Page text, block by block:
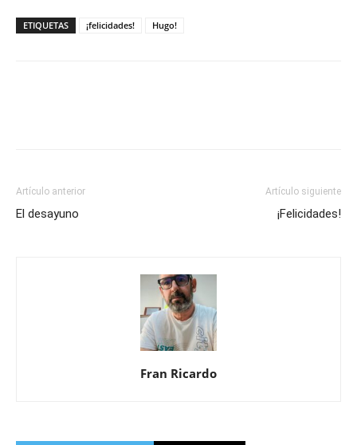
ETIQUETAS ¡felicidades! Hugo!
Artículo anterior
El desayuno
Artículo siguiente
¡Felicidades!
Fran Ricardo